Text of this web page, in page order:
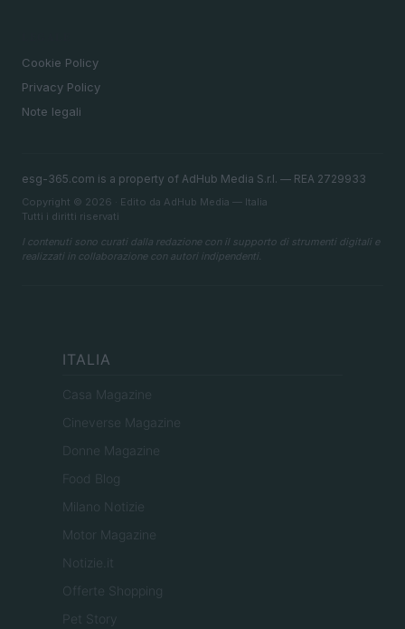
Cookie Policy
Privacy Policy
Note legali
esg-365.com is a property of AdHub Media S.r.l. — REA 2729933
Copyright © 2026 · Edito da AdHub Media — Italia
Tutti i diritti riservati
I contenuti sono curati dalla redazione con il supporto di strumenti digitali e
realizzati in collaborazione con autori indipendenti.
ITALIA
Casa Magazine
Cineverse Magazine
Donne Magazine
Food Blog
Milano Notizie
Motor Magazine
Notizie.it
Offerte Shopping
Pet Story